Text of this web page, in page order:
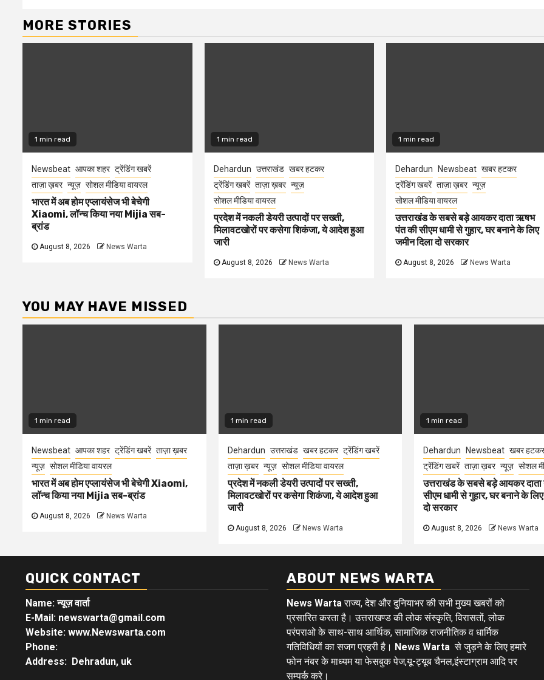
MORE STORIES
1 min read
Newsbeat आपका शहर ट्रेंडिंग खबरें
ताज़ा ख़बर न्यूज़ सोशल मीडिया वायरल
भारत में अब होम एप्लायंसेज भी बेचेगी
Xiaomi, लॉन्च किया नया Mijia सब-
ब्रांड
August 8, 2026 News Warta
1 min read
Dehardun उत्तराखंड खबर हटकर
ट्रेंडिंग खबरें ताज़ा ख़बर न्यूज़
सोशल मीडिया वायरल
प्रदेश में नकली डेयरी उत्पादों पर सख्ती,
मिलावटखोरों पर कसेगा शिकंजा, ये आदेश हुआ
जारी
August 8, 2026 News Warta
1 min read
Dehardun Newsbeat खबर हटकर
ट्रेंडिंग खबरें ताज़ा ख़बर न्यूज़
सोशल मीडिया वायरल
उत्तराखंड के सबसे बड़े आयकर दाता ऋषभ
पंत की सीएम धामी से गुहार, घर बनाने के लिए
जमीन दिला दो सरकार
August 8, 2026 News Warta
YOU MAY HAVE MISSED
1 min read
Newsbeat आपका शहर ट्रेंडिंग खबरें ताज़ा ख़बर
न्यूज़ सोशल मीडिया वायरल
भारत में अब होम एप्लायंसेज भी बेचेगी Xiaomi,
लॉन्च किया नया Mijia सब-ब्रांड
August 8, 2026 News Warta
1 min read
Dehardun उत्तराखंड खबर हटकर ट्रेंडिंग खबरें
ताज़ा ख़बर न्यूज़ सोशल मीडिया वायरल
प्रदेश में नकली डेयरी उत्पादों पर सख्ती,
मिलावटखोरों पर कसेगा शिकंजा, ये आदेश हुआ
जारी
August 8, 2026 News Warta
1 min read
Dehardun Newsbeat खबर हटकर
ट्रेंडिंग खबरें ताज़ा ख़बर न्यूज़ सोशल
उत्तराखंड के सबसे बड़े आयकर
सीएम धामी से गुहार, घर बनाने के
दो सरकार
August 8, 2026 News Warta
QUICK CONTACT
Name: न्यूज़ वार्ता
E-Mail: newswarta@gmail.com
Website: www.Newswarta.com
Phone:
Address: Dehradun, uk
ABOUT NEWS WARTA
News Wartaराज्य, देश और दुनियाभर की सभी मुख्य खबरों को
प्रसारित करता है। उत्तराखण्ड की लोक संस्कृति, विरासतों, लोक
परंपराओ के साथ-साथ आर्थिक, सामाजिक राजनीतिक व धार्मिक
गतिविधियों का सजग प्रहरी है। News Warta से जुड़ने के लिए हमारे
फोन नंबर के माध्यम या फेसबुक पेज,यू-ट्यूब चैनल,इंस्टाग्राम आदि पर
सम्पर्क करे।